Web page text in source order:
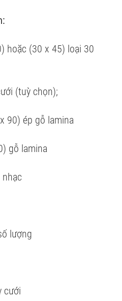
hoặc (30 x 45) loại 30
(tuỳ chọn);
90) ép gỗ lamina
gỗ lamina
nhạc
lượng
cưới